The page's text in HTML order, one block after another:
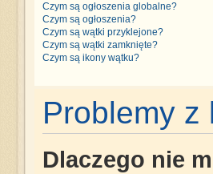
Czym są ogłoszenia globalne?
Czym są ogłoszenia?
Czym są wątki przyklejone?
Czym są wątki zamknięte?
Czym są ikony wątku?
Problemy z
Dlaczego nie